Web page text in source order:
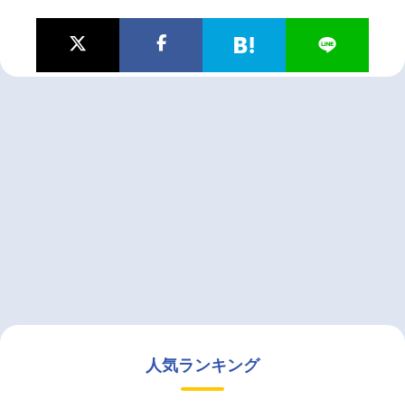
人気ランキング